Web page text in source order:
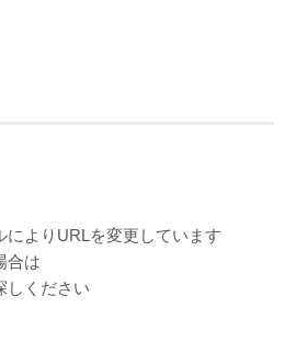
によりURLを変更しています
合は
しください